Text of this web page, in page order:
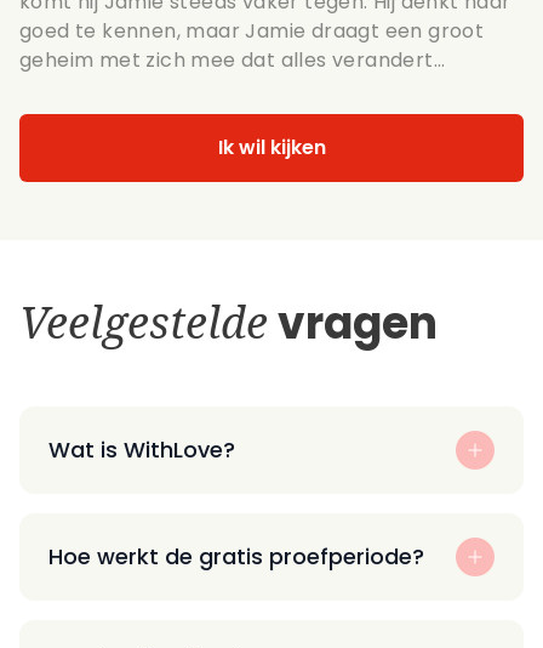
goed te kennen, maar Jamie draagt een groot
geheim met zich mee dat alles verandert...
Ik wil kijken
Veelgesteldevragen
Wat is WithLove?
Hoe werkt de gratis proefperiode?